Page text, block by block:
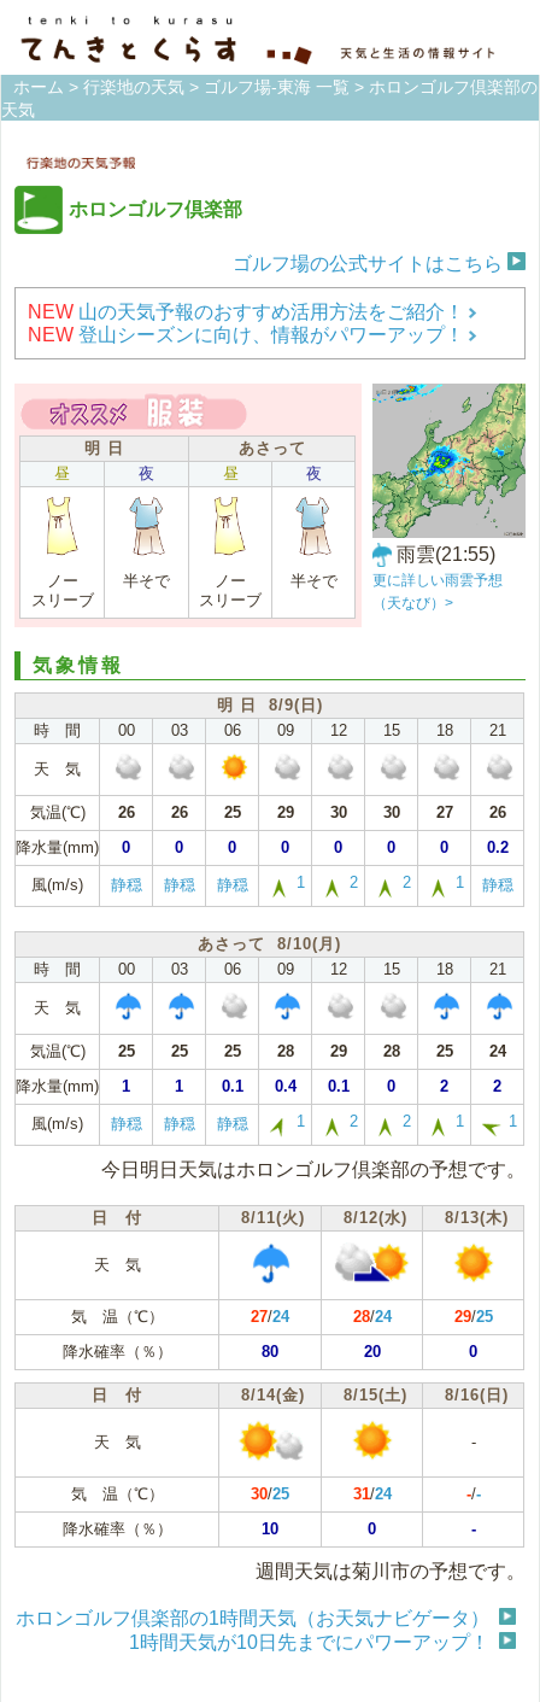
ホーム > 行楽地の天気 > ゴルフ場-東海 一覧 > ホロンゴルフ倶楽部の
天気
ホロンゴルフ倶楽部
ゴルフ場の公式サイトはこちら
NEW 山の天気予報のおすすめ活用方法をご紹介！
NEW 登山シーズンに向け、情報がパワーアップ！
明 日
あさって
昼
夜 昼 夜
ノー
スリーブ
半そで
ノー
スリーブ
半そで
雨雲(21:55)
更に詳しい雨雲予想
（天なび）>
気象情報
明 日 8/9(日)
時 間
00 03 06 09 12 15 18 21
天 気
気温(℃) 26 26 25 29 30 30 27
26
降水量(mm)
0 0 0 0 0 0 0 0.2
風(m/s) 静穏 静穏 静穏 1 2 2 1 静穏
あさって 8/10(月)
時 間
00 03 06 09 12 15 18 21
天 気
気温(℃) 25 25 25 28 29 28 25
24
降水量(mm)
1 1 0.1 0.4 0.1 0 2 2
風(m/s) 静穏 静穏 静穏 1 2 2 1 1
今日明日天気はホロンゴルフ倶楽部の予想です。
日 付 8/11(火) 8/12(水) 8/13(木)
天 気
気 温（℃） 27/24 28/24 29/25
降水確率（％）
80 20 0
日 付 8/14(金) 8/15(土) 8/16(日)
天 気 -
気 温（℃） 30/25 31/24 -/-
降水確率（％）
10 0 -
週間天気は菊川市の予想です。
ホロンゴルフ倶楽部の1時間天気（お天気ナビゲータ）
1時間天気が10日先までにパワーアップ！